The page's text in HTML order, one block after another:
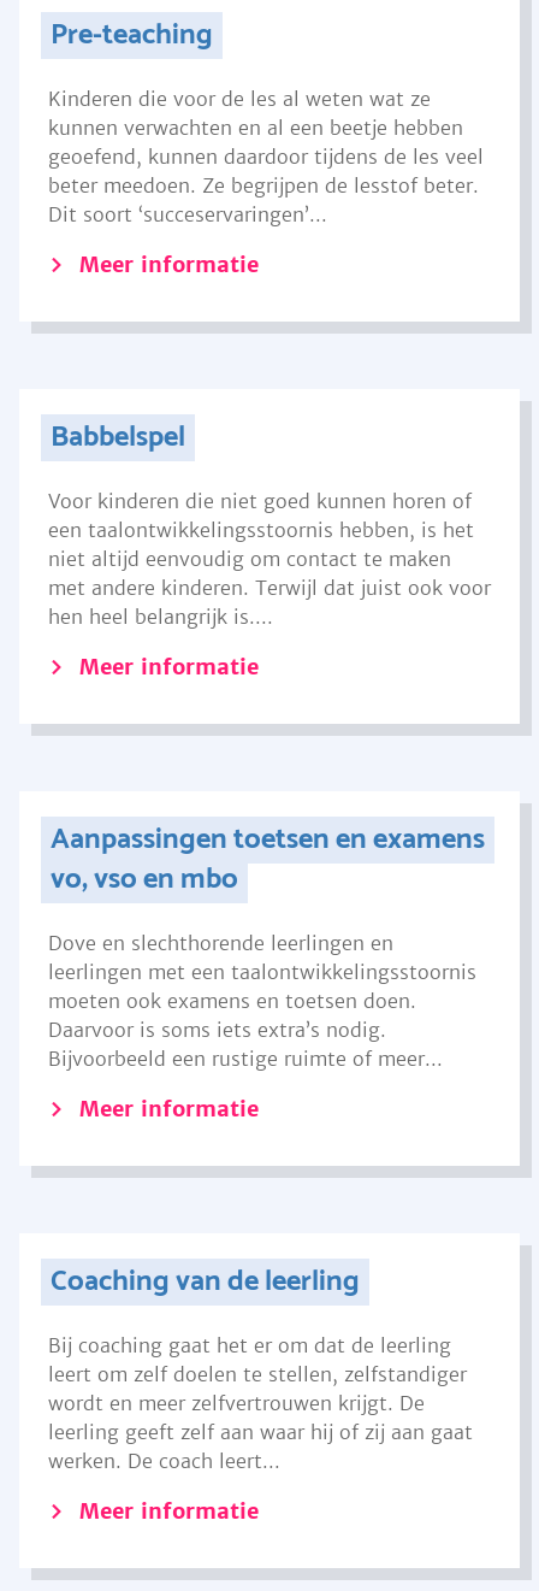
Pre-teaching
Kinderen die voor de les al weten wat ze
kunnen verwachten en al een beetje hebben
geoefend, kunnen daardoor tijdens de les veel
beter meedoen. Ze begrijpen de lesstof beter.
Dit soort ‘succeservaringen’...
Meer informatie
Babbelspel
Voor kinderen die niet goed kunnen horen of
een taalontwikkelingsstoornis hebben, is het
niet altijd eenvoudig om contact te maken
met andere kinderen. Terwijl dat juist ook voor
hen heel belangrijk is....
Meer informatie
Aanpassingen toetsen en examens
vo, vso en mbo
Dove en slechthorende leerlingen en
leerlingen met een taalontwikkelingsstoornis
moeten ook examens en toetsen doen.
Daarvoor is soms iets extra’s nodig.
Bijvoorbeeld een rustige ruimte of meer...
Meer informatie
Coaching van de leerling
Bij coaching gaat het er om dat de leerling
leert om zelf doelen te stellen, zelfstandiger
wordt en meer zelfvertrouwen krijgt. De
leerling geeft zelf aan waar hij of zij aan gaat
werken. De coach leert...
Meer informatie